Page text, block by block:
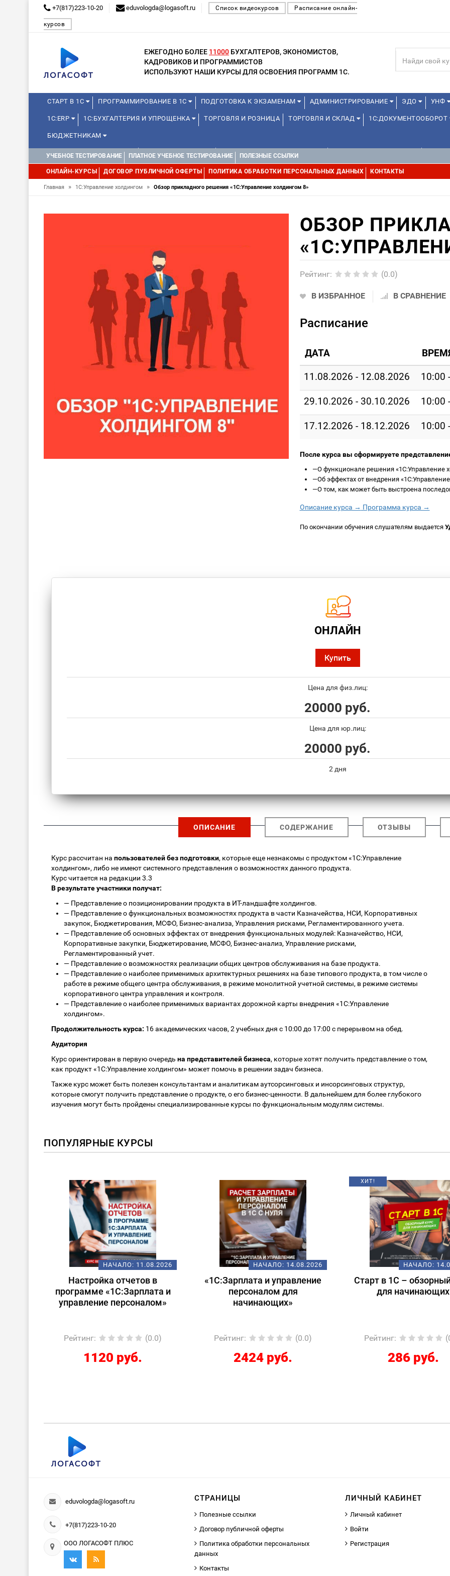
+7(817)223-10-20 eduvologda@logasoft.ru Список видеокурсов Расписание онлайн-
курсов
ЕЖЕГОДНО БОЛЕЕ 11000 БУХГАЛТЕРОВ, ЭКОНОМИСТОВ,
КАДРОВИКОВ И ПРОГРАММИСТОВ
ИСПОЛЬЗУЮТ НАШИ КУРСЫ ДЛЯ ОСВОЕНИЯ ПРОГРАММ 1С.
СТАРТ В 1С ПРОГРАММИРОВАНИЕ В 1С ПОДГОТОВКА К ЭКЗАМЕНАМ АДМИНИСТРИРОВАНИЕ ЭДО УНФ
1С:ERP 1С:БУХГАЛТЕРИЯ И УПРОЩЕНКА ТОРГОВЛЯ И РОЗНИЦА ТОРГОВЛЯ И СКЛАД 1С:ДОКУМЕНТООБОРОТ
БЮДЖЕТНИКАМ
КУРСЫ ДЛЯ ШКОЛЬНИКОВ ДЛЯ ШКОЛЬНИКОВ 1С:УПРАВЛЕНИЕ ХОЛДИНГОМ
WEB, JAVA И ANDROID
УЧЕБНОЕ ТЕСТИРОВАНИЕ ПЛАТНОЕ УЧЕБНОЕ ТЕСТИРОВАНИЕ ПОЛЕЗНЫЕ ССЫЛКИ
ОНЛАЙН-КУРСЫ ДОГОВОР ПУБЛИЧНОЙ ОФЕРТЫ ПОЛИТИКА ОБРАБОТКИ ПЕРСОНАЛЬНЫХ ДАННЫХ КОНТАКТЫ
Главная » 1С:Управление холдингом » Обзор прикладного решения «1С:Управление холдингом 8»
ОБЗОР
Рейтинг: (0.0)
В ИЗБРАННОЕ В СРАВНЕНИЕ
Расписание
ДАТА
11.08.2026 - 12.08.2026 10:00
29.10.2026 - 30.10.2026 10:00
17.12.2026 - 18.12.2026 10:00
После курса вы сформируете
—О функционале решения «1С:Управление
—Об эффектах от внедрения
—О том, как может быть выстроена
Описание курса → Программа курса →
По окончании обучения слушателям выдается
ОНЛАЙН
Купить
Цена для физ.лиц:
20000 руб.
Цена для юр.лиц:
20000 руб.
2 дня
ОПИСАНИЕ СОДЕРЖАНИЕ ОТЗЫВЫ
Курс рассчитан на пользователей без подготовки, которые еще незнакомы с продуктом «1С:Управление
холдингом», либо не имеют системного представления о возможностях данного продукта.
Курс читается на редакции 3.3
В результате участники получат:
— Представление о позиционировании продукта в ИТ-ландшафте холдингов.
— Представление о функциональных возможностях продукта в части Казначейства, НСИ, Корпоративных
закупок, Бюджетирования, МСФО, Бизнес-анализа, Управления рисками, Регламентированного учета.
— Представление об основных эффектах от внедрения функциональных модулей: Казначейство, НСИ,
Корпоративные закупки, Бюджетирование, МСФО, Бизнес-анализ, Управление рисками,
Регламентированный учет.
— Представление о возможностях реализации общих центров обслуживания на базе продукта.
— Представление о наиболее применимых архитектурных решениях на базе типового продукта, в том числе о
работе в режиме общего центра обслуживания, в режиме монолитной учетной системы, в режиме системы
корпоративного центра управления и контроля.
— Представление о наиболее применимых вариантах дорожной карты внедрения «1С:Управление
холдингом».
Продолжительность курса: 16 академических часов, 2 учебных дня с 10:00 до 17:00 с перерывом на обед.
Аудитория
Курс ориентирован в первую очередь на представителей бизнеса, которые хотят получить представление о том,
как продукт «1С:Управление холдингом» может помочь в решении задач бизнеса.
Также курс может быть полезен консультантам и аналитикам аутсорсинговых и инсорсинговых структур,
которые смогут получить представление о продукте, о его бизнес-ценности. В дальнейшем для более глубокого
изучения могут быть пройдены специализированные курсы по функциональным модулям системы.
ПОПУЛЯРНЫЕ КУРСЫ
НАЧАЛО:14.08.2026
«1С:Зарплата и управление
персоналом для
начинающих»
Рейтинг: (0.0)
2424 руб.
ХИТ!
НАЧАЛО:14.08.2026
Старт в 1С – обзорный курс
для начинающих
Рейтинг: (0.0)
286 руб.
НАЧАЛО:
Подготовка к
1С:Специалист-
Рейтинг:
12267 руб.
eduvologda@logasoft.ru
+7(817)223-10-20
ООО ЛОГАСОФТ ПЛЮС
СТРАНИЦЫ
Полезные ссылки
Договор публичной оферты
Политика обработки персональных
данных
Контакты
ЛИЧНЫЙ КАБИНЕТ
Личный кабинет
Войти
Регистрация